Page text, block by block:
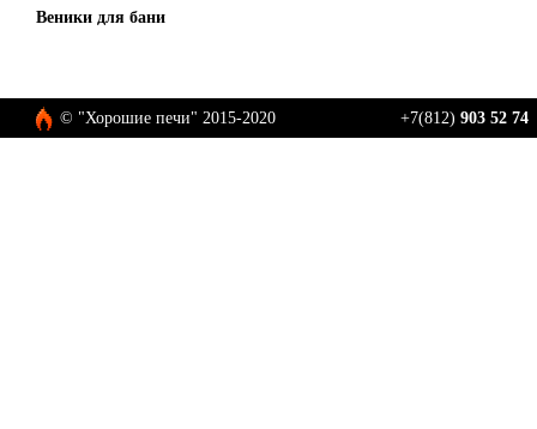
Веники для бани
© "Хорошие печи" 2015-2020 +7(812) 903 52 74